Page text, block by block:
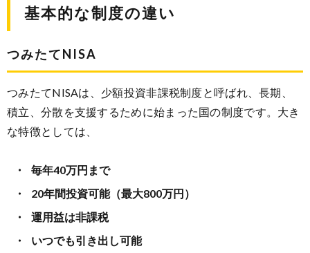
基本的な制度の違い
つみたてNISA
つみたてNISAは、少額投資非課税制度と呼ばれ、長期、
積立、分散を支援するために始まった国の制度です。大き
な特徴としては、
毎年40万円まで
20年間投資可能（最大800万円）
運用益は非課税
いつでも引き出し可能